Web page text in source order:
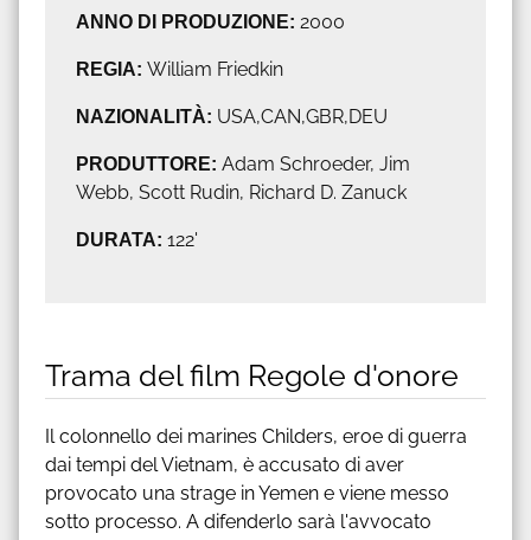
ANNO DI PRODUZIONE: 2000
REGIA: William Friedkin
NAZIONALITÀ: USA,CAN,GBR,DEU
PRODUTTORE: Adam Schroeder, Jim
Webb, Scott Rudin, Richard D. Zanuck
DURATA: 122'
Trama del film Regole d'onore
Il colonnello dei marines Childers, eroe di guerra
dai tempi del Vietnam, è accusato di aver
provocato una strage in Yemen e viene messo
sotto processo. A difenderlo sarà l'avvocato